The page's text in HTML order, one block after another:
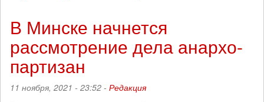
анархо-
закрыли
В Минске начнется
рассмотрение дела анархо-
партизан
11 ноября, 2021 - 23:52 - Редакция